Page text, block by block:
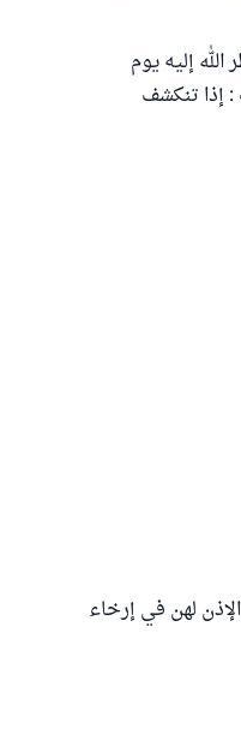
إليه يوم
: إذا تنكشف
لهن في إرخاء